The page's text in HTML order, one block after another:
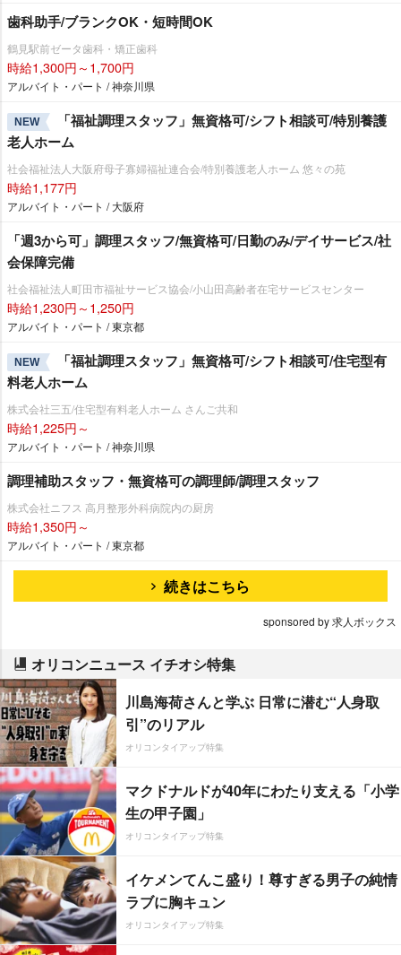
歯科助手/ブランクOK・短時間OK
鶴見駅前ゼータ歯科・矯正歯科
時給1,300円～1,700円
アルバイト・パート / 神奈川県
NEW
「福祉調理スタッフ」無資格可/シフト相談可/特別養護
老人ホーム
社会福祉法人大阪府母子寡婦福祉連合会/特別養護老人ホーム 悠々の苑
時給1,177円
アルバイト・パート / 大阪府
「週3から可」調理スタッフ/無資格可/日勤のみ/デイサービス/社
会保障完備
社会福祉法人町田市福祉サービス協会/小山田高齢者在宅サービスセンター
時給1,230円～1,250円
アルバイト・パート / 東京都
NEW
「福祉調理スタッフ」無資格可/シフト相談可/住宅型有
料老人ホーム
株式会社三五/住宅型有料老人ホーム さんご共和
時給1,225円～
アルバイト・パート / 神奈川県
調理補助スタッフ・無資格可の調理師/調理スタッフ
株式会社ニフス 高月整形外科病院内の厨房
時給1,350円～
アルバイト・パート / 東京都
続きはこちら
sponsored by 求人ボックス
オリコンニュース イチオシ特集
川島海荷さんと学ぶ 日常に潜む“人身取
引”のリアル
オリコンタイアップ特集
マクドナルドが40年にわたり支える「小学
生の甲子園」
オリコンタイアップ特集
イケメンてんこ盛り！尊すぎる男子の純情
ラブに胸キュン
オリコンタイアップ特集